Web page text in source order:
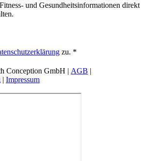
und Gesundheitsinformationen direkt
zu. *
Conception GmbH | AGB
Impressum